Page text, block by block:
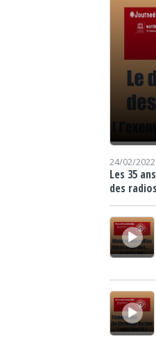
24/02/
Les 35
des
Lecteur audio
Lecteur audio